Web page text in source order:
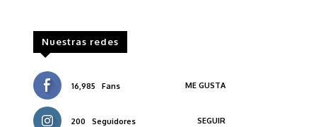
Nuestras redes
16,985 Fans ME GUSTA
200 Seguidores SEGUIR